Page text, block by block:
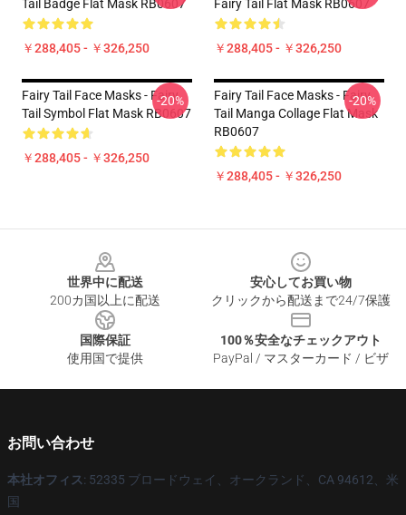
Tail Badge Flat Mask RB0607
￥288,405 - ￥326,250
Fairy Tail Flat Mask RB0607
￥288,405 - ￥326,250
Fairy Tail Face Masks - Fairy
Tail Symbol Flat Mask RB0607
￥288,405 - ￥326,250
-20%
Fairy Tail Face Masks - Fairy
Tail Manga Collage Flat Mask
RB0607
￥288,405 - ￥326,250
-20%
世界中に配送
200カ国以上に配送
安心してお買い物
クリックから配送まで24/7保護
国際保証
使用国で提供
100％安全なチェックアウト
PayPal / マスターカード / ビザ
お問い合わせ
本社オフィス: 52335 ブロードウェイ、オークランド、CA 94612、米
国